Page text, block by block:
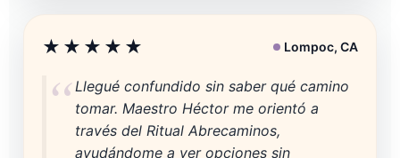
★★★★★ Lompoc, CA
Llegué confundido sin saber qué camino
tomar. Maestro Héctor me orientó a
través del Ritual Abrecaminos,
ayudándome a ver opciones sin